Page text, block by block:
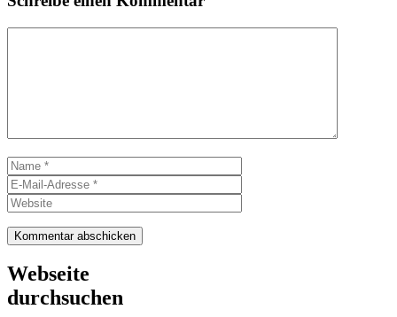
Name
Mail-
Adresse
Webseite
durchsuchen